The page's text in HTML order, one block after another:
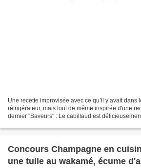
Une recette improvisée avec ce qu’il y avait dans
réfrigérateur, mais tout de même inspirée d'une
dernier "Saveurs" : Le cabillaud est
Concours Champagne en
une tuile au wakamé, écume